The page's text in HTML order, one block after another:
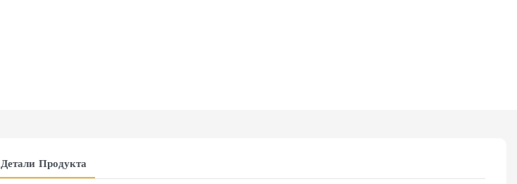
Детали Продукта